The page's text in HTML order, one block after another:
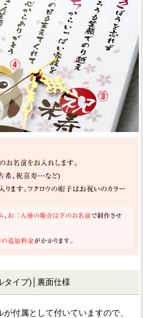
タイプ)│裏面仕様
付属として付いていますので、